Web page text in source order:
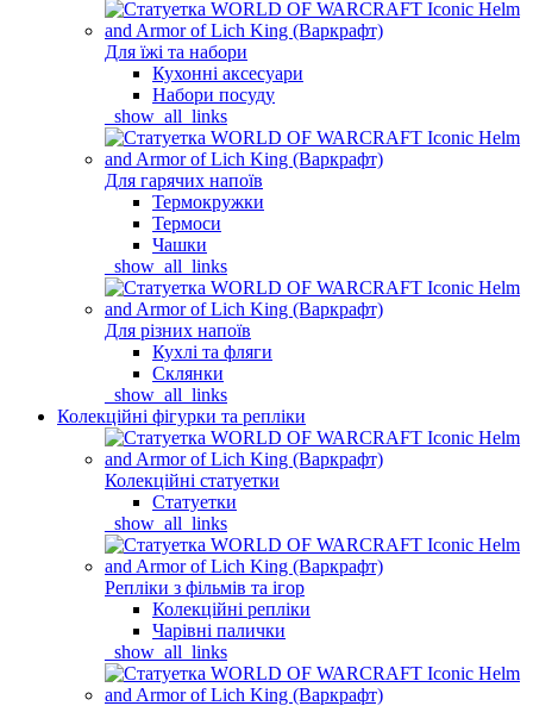
Для їжі та набори
Кухонні аксесуари
Набори посуду
_show_all_links
Для гарячих напоїв
Термокружки
Термоси
Чашки
_show_all_links
Для різних напоїв
Кухлі та фляги
Склянки
_show_all_links
Колекційні фігурки та репліки
Колекційні статуетки
Статуетки
_show_all_links
Репліки з фільмів та ігор
Колекційні репліки
Чарівні палички
_show_all_links